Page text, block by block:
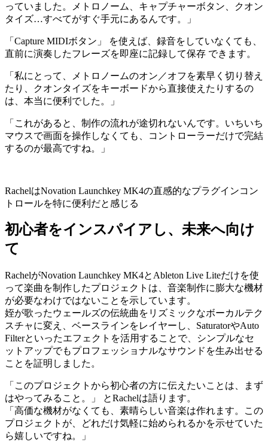
っていました。メトロノーム、キャプチャーボタン、クオン
タイズ…すべてがすぐ手元にあるんです。」
「Capture MIDIボタン」 を使えば、録音をしていなくても、
直前に演奏したフレーズを即座に記録して保存 できます。
「私にとって、メトロノームのオン／オフを素早く切り替え
たり、クオンタイズをキーボードから直接使えたりするの
は、本当に便利でした。」
「これがあると、制作の流れが途切れないんです。いちいち
マウスで画面を操作しなくても、コントローラーだけで完結
するのが最高ですね。」
RachelはNovation Launchkey MK4の直感的なプラグインコン
トロールを特に便利だと感じる
初心者をインスパイアし、未来へ向け
て
RachelがNovation Launchkey MK4とAbleton Live Liteだけを使
って楽曲を制作したプロジェクトは、音楽制作に膨大な機材
が必要なわけではないことを示しています。
姪が歌ったウェールズの伝統曲をリズミックなボーカルテク
スチャに変え、ベースラインをレイヤーし、SaturatorやAuto
Filterといったエフェクトを活用することで、シンプルなセ
ットアップでもプロフェッショナルなサウンドを生み出せる
ことを証明しました。
「このプロジェクトから初心者の方に伝えたいことは、まず
はやってみること。」 とRachelは語ります。
「高価な機材がなくても、素晴らしい音楽は作れます。この
プロジェクトが、どれだけ気軽に始められるかを示せていた
ら嬉しいですね。」